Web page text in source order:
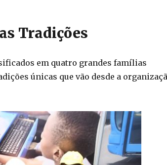
Tradições
em quatro grandes famílias
únicas que vão desde a